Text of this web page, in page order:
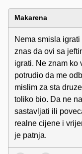
Makarena
Nema smisla
znas da ovi sa
igrati. Ne znam ko
potrudio da me
mislim za sta
toliko bio. Da ne
sastavljati ili
realne cijene i
je patnja.